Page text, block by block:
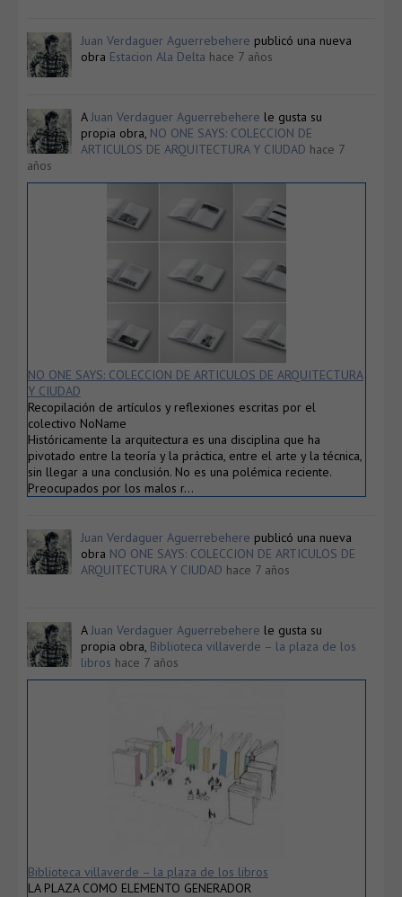
Juan Verdaguer Aguerrebehere publicó una nueva
obra Estacion Ala Delta hace 7 años
AJuan Verdaguer Aguerrebehere le gusta su
propia obra, NO ONE SAYS: COLECCION DE
ARTICULOS DE ARQUITECTURA Y CIUDAD hace 7
años
NO ONE SAYS: COLECCION DE ARTICULOS DE ARQUITECTURA
Y CIUDAD
Recopilación de artículos y reflexiones escritas por el
colectivo NoName
Históricamente la arquitectura es una disciplina que ha
pivotado entre la teoría y la práctica, entre el arte y la técnica,
sin llegar a una conclusión. No es una polémica reciente.
Preocupados por los malos r…
Juan Verdaguer Aguerrebehere publicó una nueva
obra NO ONE SAYS: COLECCION DE ARTICULOS DE
ARQUITECTURA Y CIUDAD hace 7 años
AJuan Verdaguer Aguerrebehere le gusta su
propia obra, Biblioteca villaverde – la plaza de los
libros hace 7 años
Biblioteca villaverde – la plaza de los libros
LA PLAZA COMO ELEMENTO GENERADOR